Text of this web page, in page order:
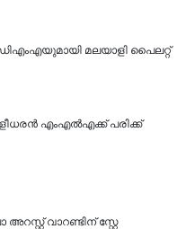
മലയാളി പൈലറ്റ്
എംഎല്‍എക്ക് പരിക്ക്
വാറണ്ടിന് സ്റ്റേ